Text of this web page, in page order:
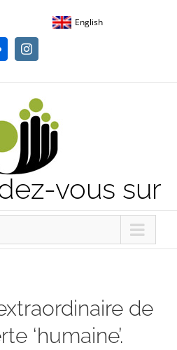
English
Instagram
vous sur
de
‘humaine’.